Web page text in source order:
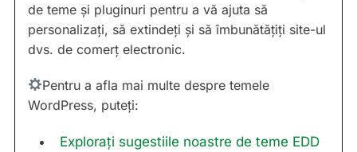
de teme și pluginuri pentru a vă ajuta să
personalizați, să extindeți și să îmbunătățiți site-ul
dvs. de comerț electronic.
Pentru a afla mai multe despre temele
WordPress, puteți:
Explorați sugestiile noastre de teme EDD